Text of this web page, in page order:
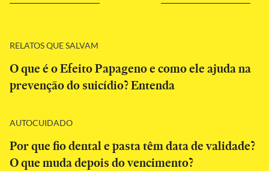
RELATOS QUE SALVAM
O que é o Efeito Papageno e como ele ajuda na
prevenção do suicídio? Entenda
AUTOCUIDADO
Por que fio dental e pasta têm data de validade?
O que muda depois do vencimento?